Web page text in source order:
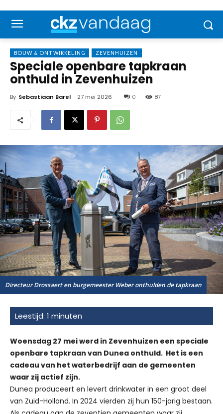
BOUW & ONTWIKKELING ZEVENHUIZEN
Speciale openbare tapkraan
onthuld in Zevenhuizen
By Sebastiaan Barel 27 mei 2026 0 87
Directeur Drossaert en burgemeester Weber onthulden de tapkraan
Woensdag 27 mei werd in Zevenhuizen een speciale
openbare tapkraan van Dunea onthuld. Het is een
cadeau van het waterbedrijf aan de gemeenten
waar zij actief zijn.
Dunea produceert en levert drinkwater in een groot deel
van Zuid-Holland. In 2024 vierden zij hun 150-jarig bestaan.